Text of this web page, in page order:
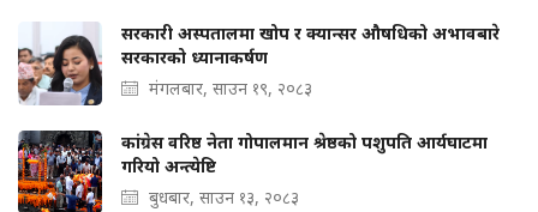
सरकारी अस्पतालमा खोप र क्यान्सर औषधिको अभावबारे
सरकारको ध्यानाकर्षण
मंगलबार, साउन १९, २०८३
कांग्रेस वरिष्ठ नेता गोपालमान श्रेष्ठको पशुपति आर्यघाटमा
गरियो अन्त्येष्टि
बुधबार, साउन १३, २०८३